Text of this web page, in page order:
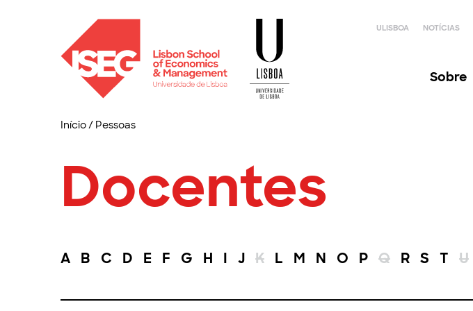
ULISBOA NOTÍCIAS
Sobre
Início/ Pessoas
Docentes
A B C D E F G H I J K L M N O P Q R S T U